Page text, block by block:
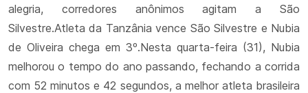
alegria, corredores anônimos agitam a São
Silvestre.Atleta da Tanzânia vence São Silvestre e Nubia
de Oliveira chega em 3º.Nesta quarta-feira (31), Nubia
melhorou o tempo do ano passando, fechando a corrida
com 52 minutos e 42 segundos, a melhor atleta brasileira